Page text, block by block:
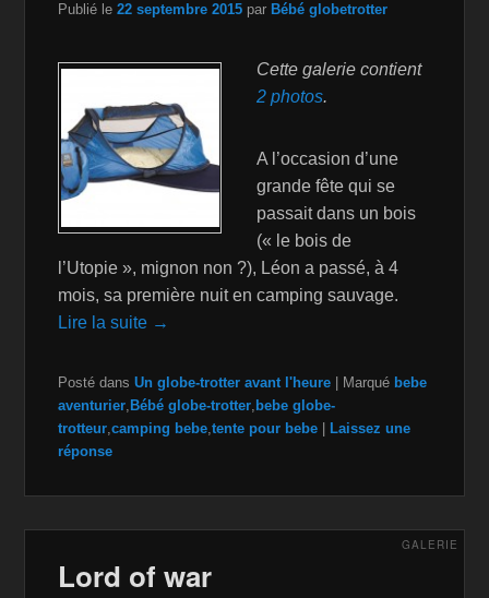
Publié le22 septembre 2015 par Bébé globetrotter
Cette galerie contient
2 photos.
A l’occasion d’une
grande fête qui se
passait dans un bois
(« le bois de
l’Utopie », mignon non ?), Léon a passé, à 4
mois, sa première nuit en camping sauvage.
Lire la suite →
Posté dans Un globe-trotter avant l'heure Marqué bebe
aventurier, Bébé globe-trotter, bebe globe-
trotteur,camping bebe,tente pour bebe
Laissez une
réponse
Lord of war
GALERIE